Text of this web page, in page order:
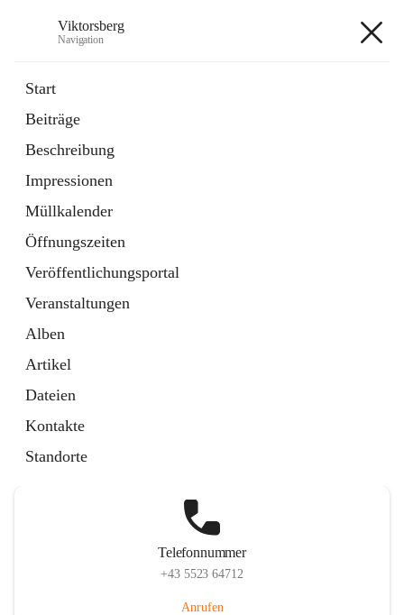
Viktorsberg
Navigation
Start
Beiträge
Beschreibung
Impressionen
Müllkalender
Öffnungszeiten
Veröffentlichungsportal
Veranstaltungen
Alben
Artikel
Dateien
Kontakte
Standorte
1 Schnellzugriff
Bürgerservice
10 Schnellzugriffe
Telefonnummer
+43 5523 64712
Anrufen